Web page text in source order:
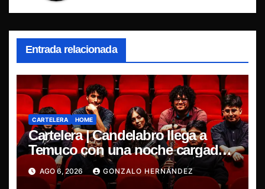
Entrada relacionada
CARTELERA HOME
Cartelera | Candelabro llega a
Temuco con una noche cargada
de indie
AGO 6, 2026 GONZALO HERNÁNDEZ